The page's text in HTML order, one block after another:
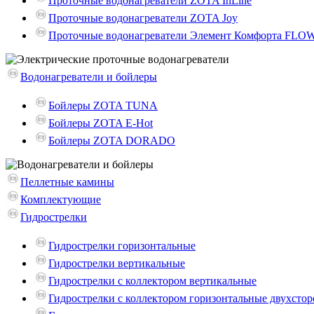
Проточные водонагреватели ZOTA Joy
Проточные водонагреватели Элемент Комфорта
Водонагреватели и бойлеры
Бойлеры ZOTA TUNA
Бойлеры ZOTA E-Hot
Бойлеры ZOTA DORADO
Пеллетные камины
Комплектующие
Гидрострелки
Гидрострелки горизонтальные
Гидрострелки вертикальные
Гидрострелки с коллектором вертикальные
Гидрострелки с коллектором горизонтальные